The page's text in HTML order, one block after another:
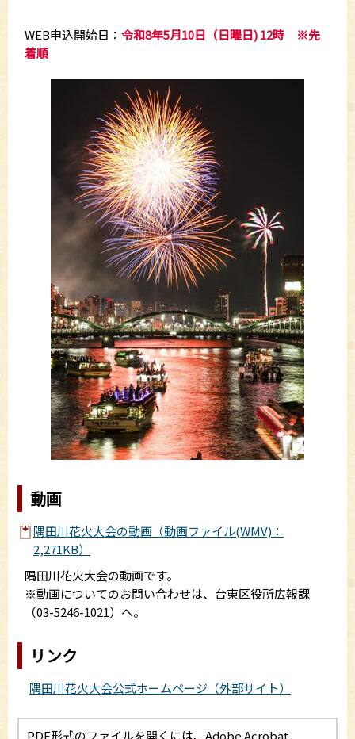
WEB申込開始日： 令和8年5月10日（日曜日) 12時 ※先
着順
動画
隅田川花火大会の動画（動画ファイル(WMV)：
2,271KB）
隅田川花火大会の動画です。
※動画についてのお問い合わせは、台東区役所広報課
（03-5246-1021）へ。
リンク
隅田川花火大会公式ホームページ（外部サイト）
PDF形式のファイルを開くには、Adobe Acrobat